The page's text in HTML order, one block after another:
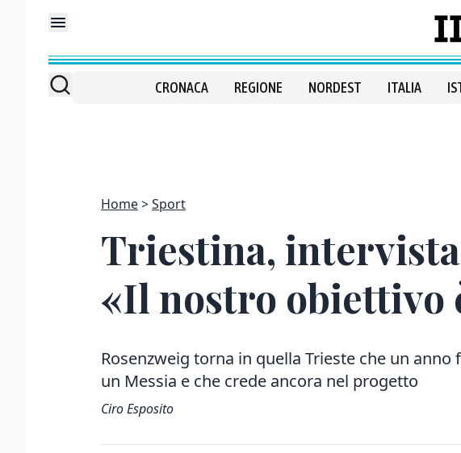
CRONACA REGIONE NORDEST ITALIA
Home Sport
Triestina,
«Il nostro obiettivo
Rosenzweig torna in quella Trieste che un anno
un Messia e che crede ancora nel progetto
Ciro Esposito